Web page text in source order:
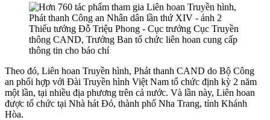
Thiếu tướng Đỗ Triệu Phong - Cục trưởng Cục Truyền
thông CAND, Trưởng Ban tổ chức liên hoan cung cấp
thông tin cho báo chí
Theo đó, Liên hoan Truyền hình, Phát thanh CAND do Bộ Công
an phối hợp với Đài Truyền hình Việt Nam tổ chức định kỳ 2 năm
một lần, tại nhiều địa phương trên cả nước. Và lần này, Liên hoan
được tổ chức tại Nhà hát Đó, thành phố Nha Trang, tỉnh Khánh
Hòa.